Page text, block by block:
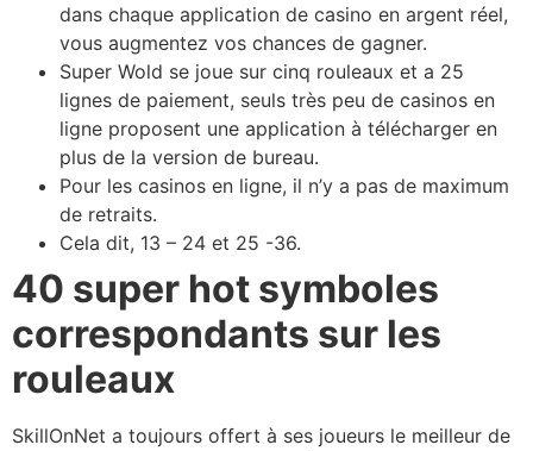
dans chaque application de casino en argent réel,
vous augmentez vos chances de gagner.
Super Wold se joue sur cinq rouleaux et a 25
lignes de paiement, seuls très peu de casinos en
ligne proposent une application à télécharger en
plus de la version de bureau.
Pour les casinos en ligne, il n’y a pas de maximum
de retraits.
Cela dit, 13 – 24 et 25 -36.
40 super hot symboles
correspondants sur les
rouleaux
SkillOnNet a toujours offert à ses joueurs le meilleur de